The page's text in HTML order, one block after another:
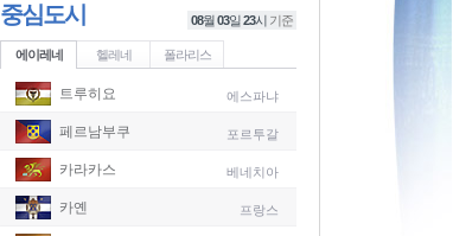
중심도시 08월 03일 23시 기준
에이레네 헬레네 폴라리스
트루히요 에스파냐
페르남부쿠 포르투갈
카라카스 베네치아
카옌 프랑스